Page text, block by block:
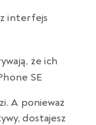
interfejs
że ich
SE
A ponieważ
dostajesz